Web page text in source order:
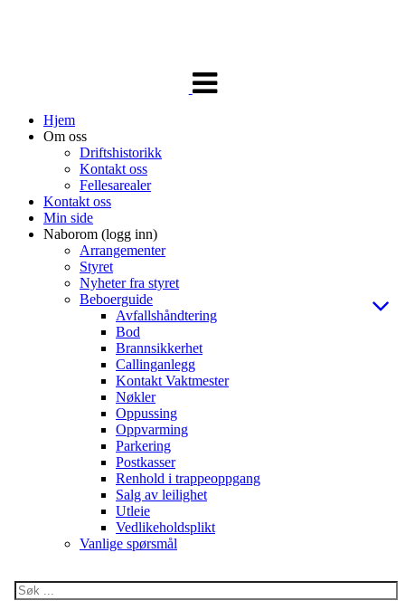
navigasjon
Hjem
Om oss
Driftshistorikk
Kontakt oss
Fellesarealer
Kontakt oss
Min side
Naborom (logg inn)
Arrangementer
Styret
Nyheter fra styret
Beboerguide
Avfallshåndtering
Bod
Brannsikkerhet
Callinganlegg
Kontakt Vaktmester
Nøkler
Oppussing
Oppvarming
Parkering
Postkasser
Renhold i trappeoppgang
Salg av leilighet
Utleie
Vedlikeholdsplikt
Vanlige spørsmål